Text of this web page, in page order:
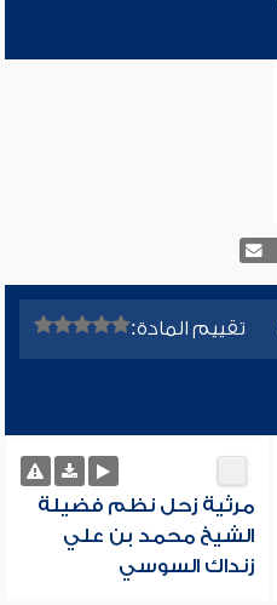
تقييم المادة:
مرثية زحل نظم فضيلة
الشيخ محمد بن علي
زنداك السوسي